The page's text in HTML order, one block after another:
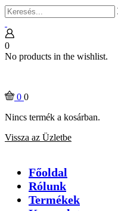
Search
input
0
No products in the wishlist.
0 0
Nincs termék a kosárban.
Vissza az Üzletbe
Főoldal
Rólunk
Termékek